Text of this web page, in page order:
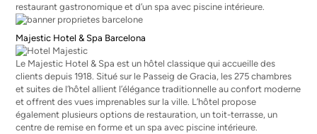
restaurant gastronomique et d’un spa avec piscine intérieure.
Majestic Hotel & Spa Barcelona
Le Majestic Hotel & Spa est un hôtel classique qui accueille des
clients depuis 1918. Situé sur le Passeig de Gracia, les 275 chambres
et suites de l’hôtel allient l’élégance traditionnelle au confort moderne
et offrent des vues imprenables sur la ville. L’hôtel propose
également plusieurs options de restauration, un toit-terrasse, un
centre de remise en forme et un spa avec piscine intérieure.